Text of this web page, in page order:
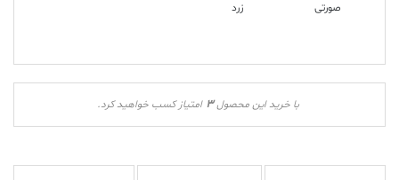
صورتی زرد
با خرید این محصول3 امتیاز کسب خواهید کرد.